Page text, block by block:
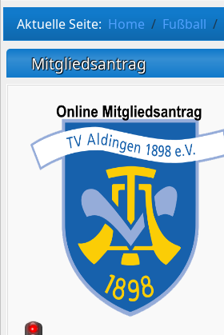
Aktuelle Seite: Home Fußball
Mitgliedsantrag